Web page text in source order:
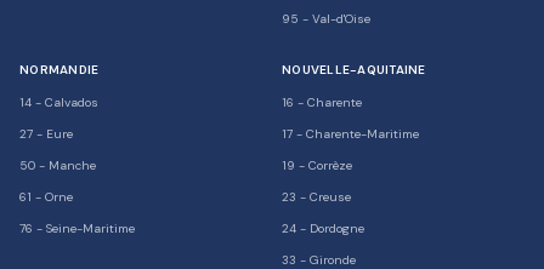
95 - Val-d'Oise
NORMANDIE
14 - Calvados
27 - Eure
50 - Manche
61 - Orne
76 - Seine-Maritime
NOUVELLE-AQUITAINE
16 - Charente
17 - Charente-Maritime
19 - Corrèze
23 - Creuse
24 - Dordogne
33 - Gironde